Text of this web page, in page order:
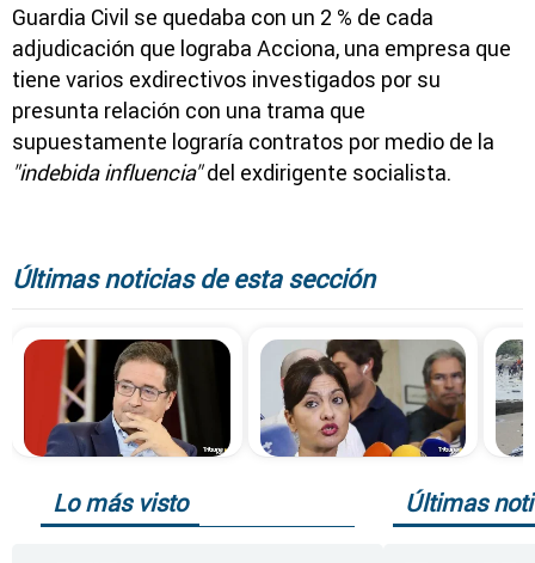
Guardia Civil se quedaba con un 2 % de cada
adjudicación que lograba Acciona, una empresa que
tiene varios exdirectivos investigados por su
presunta relación con una trama que
supuestamente lograría contratos por medio de la
"indebida influencia"del exdirigente socialista.
Últimas noticias de esta sección
Lo más visto Últimas